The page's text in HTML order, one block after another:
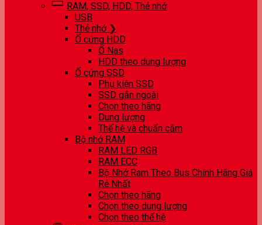
RAM, SSD, HDD, Thẻ nhớ
USB
Thẻ nhớ ❯
Ổ cứng HDD
Ổ Nas
HDD theo dung lượng
Ổ cứng SSD
Phụ kiện SSD
SSD gắn ngoài
Chọn theo hãng
Dung lượng
Thế hệ và chuẩn cắm
Bộ nhớ RAM
RAM LED RGB
RAM ECC
Bộ Nhớ Ram Theo Bus Chính Hãng Giá
Rẻ Nhất
Chọn theo hãng
Chọn theo dung lượng
Chọn theo thế hệ